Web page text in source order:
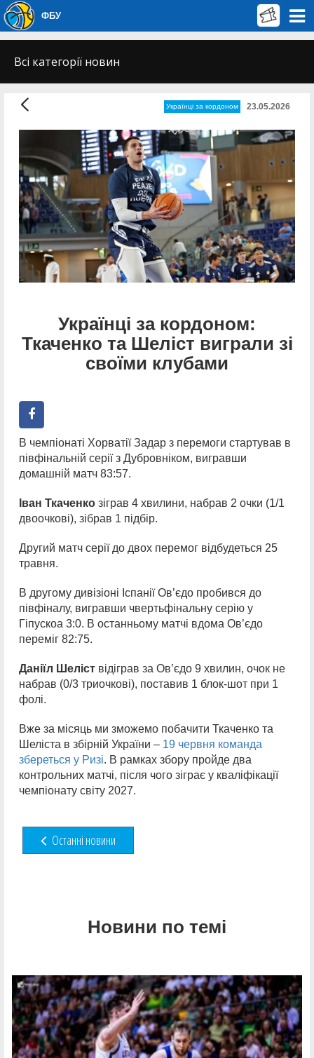
ФБУ
Всі категорії новин
Українці за кордоном 23.05.2026
Українці за кордоном:
Ткаченко та Шеліст виграли зі
своїми клубами
В чемпіонаті Хорватії Задар з перемоги стартував в
півфінальній серії з Дубровніком, вигравши
домашній матч 83:57.
Іван Ткаченко зіграв 4 хвилини, набрав 2 очки (1/1
двоочкові), зібрав 1 підбір.
Другий матч серії до двох перемог відбудеться 25
травня.
В другому дивізіоні Іспанії Ов’єдо пробився до
півфіналу, вигравши чвертьфінальну серію у
Гіпускоа 3:0. В останньому матчі вдома Ов’єдо
переміг 82:75.
Даніїл Шеліст відіграв за Ов’єдо 9 хвилин, очок не
набрав (0/3 триочкові), поставив 1 блок-шот при 1
фолі.
Вже за місяць ми зможемо побачити Ткаченко та
Шеліста в збірній України – 19 червня команда
збереться у Ризі. В рамках збору пройде два
контрольних матчі, після чого зіграє у кваліфікації
чемпіонату світу 2027.
Останні новини
Новини по темі